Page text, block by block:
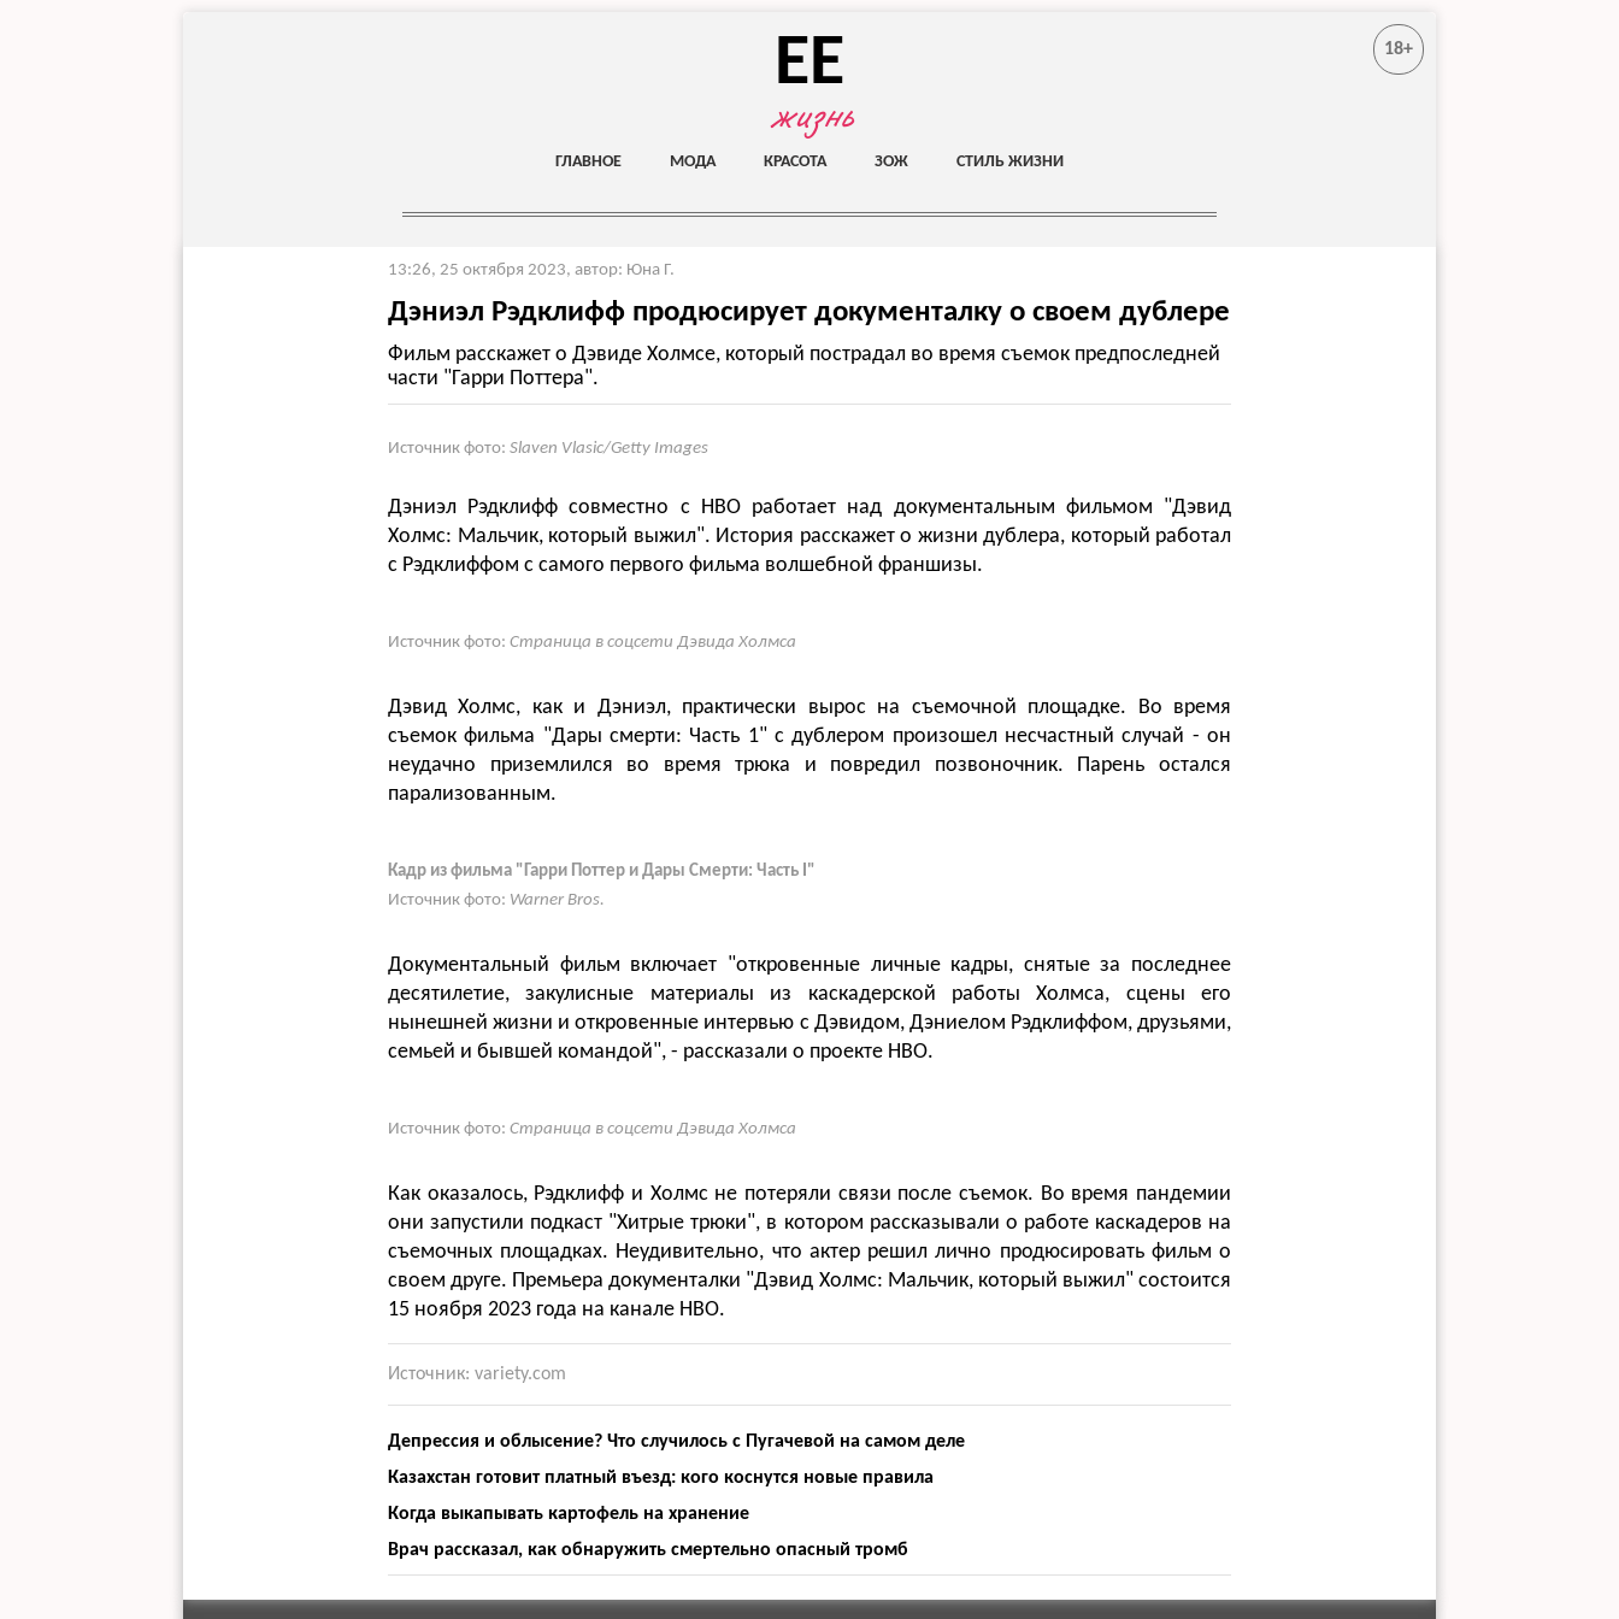
EE
жизнь
18+
ГЛАВНОЕ МОДА КРАСОТА ЗОЖ СТИЛЬ ЖИЗНИ
13:26, 25 октября 2023, автор: Юна Г.
Дэниэл Рэдклифф продюсирует документалку о своем дублере
Фильм расскажет о Дэвиде Холмсе, который пострадал во время съемок предпоследней
части "Гарри Поттера".
Источник фото: Slaven Vlasic/Getty Images
Дэниэл Рэдклифф совместно с HBO работает над документальным фильмом "Дэвид
Холмс: Мальчик, который выжил". История расскажет о жизни дублера, который работал
с Рэдклиффом с самого первого фильма волшебной франшизы.
Источник фото: Страница в соцсети Дэвида Холмса
Дэвид Холмс, как и Дэниэл, практически вырос на съемочной площадке. Во время
съемок фильма "Дары смерти: Часть 1" с дублером произошел несчастный случай - он
неудачно приземлился во время трюка и повредил позвоночник. Парень остался
парализованным.
Кадр из фильма "Гарри Поттер и Дары Смерти: Часть I"
Источник фото: Warner Bros.
Документальный фильм включает "откровенные личные кадры, снятые за последнее
десятилетие, закулисные материалы из каскадерской работы Холмса, сцены его
нынешней жизни и откровенные интервью с Дэвидом, Дэниелом Рэдклиффом, друзьями,
семьей и бывшей командой", - рассказали о проекте HBO.
Источник фото: Страница в соцсети Дэвида Холмса
Как оказалось, Рэдклифф и Холмс не потеряли связи после съемок. Во время пандемии
они запустили подкаст "Хитрые трюки", в котором рассказывали о работе каскадеров на
съемочных площадках. Неудивительно, что актер решил лично продюсировать фильм о
своем друге. Премьера документалки "Дэвид Холмс: Мальчик, который выжил" состоится
15 ноября 2023 года на канале HBO.
Источник: variety.com
Депрессия и облысение? Что случилось с Пугачевой на самом деле
Казахстан готовит платный въезд: кого коснутся новые правила
Когда выкапывать картофель на хранение
Врач рассказал, как обнаружить смертельно опасный тромб